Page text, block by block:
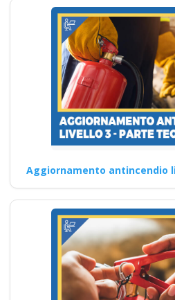
Aggiornamento antincendio